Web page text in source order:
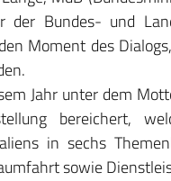
Bundes- und
Moment des
Jahr unter dem
bereichert,
in sechs
sowie